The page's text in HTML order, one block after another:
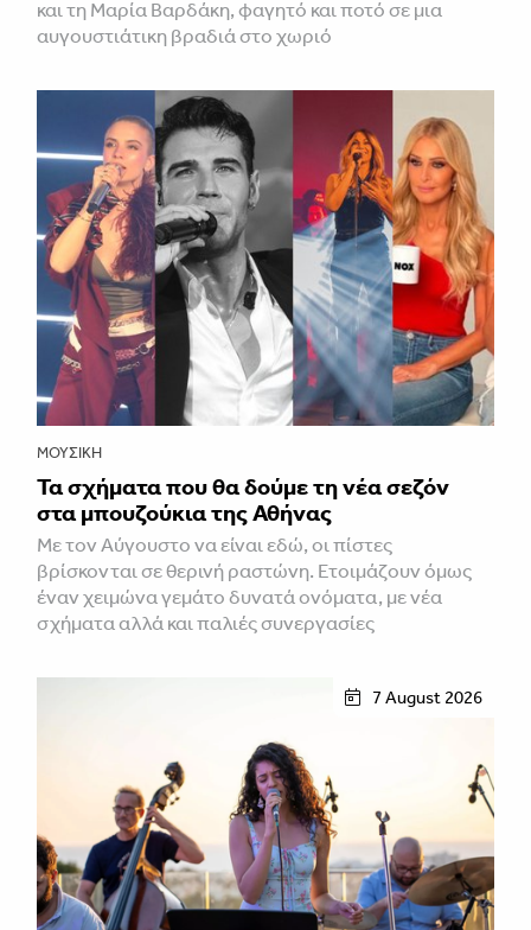
και τη Μαρία Βαρδάκη, φαγητό και ποτό σε μια
αυγουστιάτικη βραδιά στο χωριό
ΜΟΥΣΙΚΉ
Τα σχήματα που θα δούμε τη νέα σεζόν
στα μπουζούκια της Αθήνας
Με τον Αύγουστο να είναι εδώ, οι πίστες
βρίσκονται σε θερινή ραστώνη. Ετοιμάζουν όμως
έναν χειμώνα γεμάτο δυνατά ονόματα, με νέα
σχήματα αλλά και παλιές συνεργασίες
7 August 2026